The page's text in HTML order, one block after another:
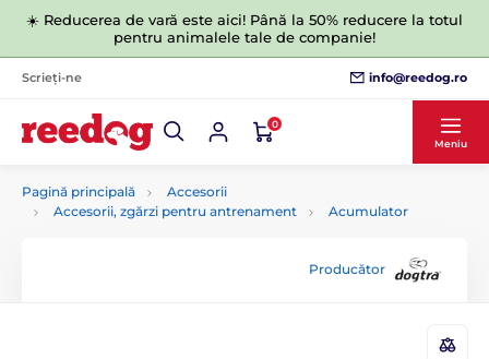
☀️ Reducerea de vară este aici! Până la 50% reducere la totul
pentru animalele tale de companie!
Scrieți-ne info@reedog.ro
0
Meniu
Pagină principală
Accesorii
Accesorii, zgărzi pentru antrenament
Acumulator
Producător